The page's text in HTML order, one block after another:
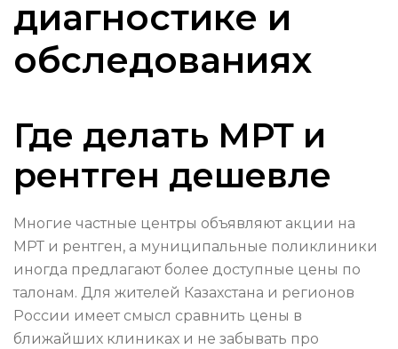
диагностике и
обследованиях
Где делать МРТ и
рентген дешевле
Многие частные центры объявляют акции на
МРТ и рентген, а муниципальные поликлиники
иногда предлагают более доступные цены по
талонам. Для жителей Казахстана и регионов
России имеет смысл сравнить цены в
ближайших клиниках и не забывать про